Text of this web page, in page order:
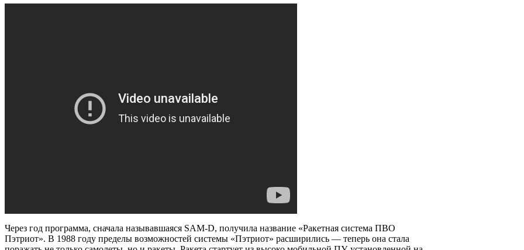
Через год программа, сначала называвшаяся SAM-D, получила название «Ракетная система ПВО
Пэтриот». В 1988 году пределы возможностей системы «Пэтриот» расширились — теперь она стала